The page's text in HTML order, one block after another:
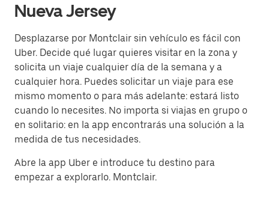
Nueva Jersey
Desplazarse por Montclair sin vehículo es fácil con
Uber. Decide qué lugar quieres visitar en la zona y
solicita un viaje cualquier día de la semana y a
cualquier hora. Puedes solicitar un viaje para ese
mismo momento o para más adelante: estará listo
cuando lo necesites. No importa si viajas en grupo o
en solitario: en la app encontrarás una solución a la
medida de tus necesidades.
Abre la app Uber e introduce tu destino para
empezar a explorarlo. Montclair.